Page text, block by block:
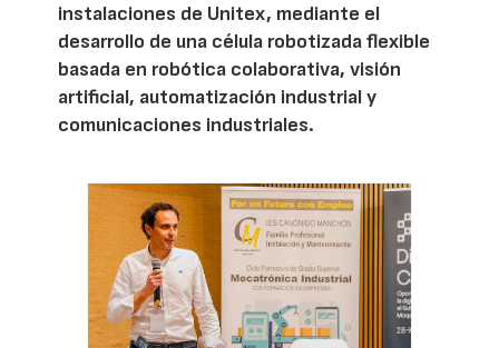
instalaciones de Unitex, mediante el
desarrollo de una célula robotizada flexible
basada en robótica colaborativa, visión
artificial, automatización industrial y
comunicaciones industriales.